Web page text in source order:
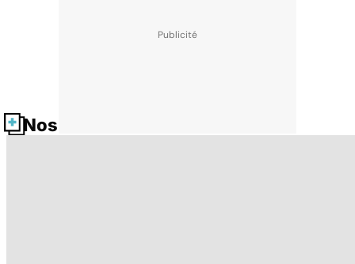
Nos fiches santé